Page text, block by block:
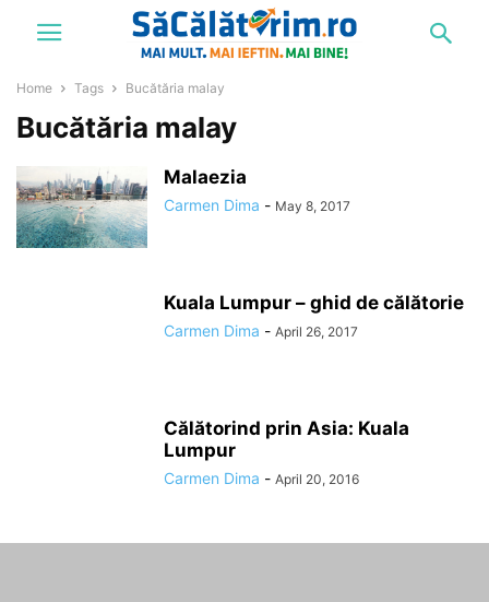
Home Tags Bucătăria malay
Bucătăria malay
Malaezia
Carmen Dima - May 8, 2017
Kuala Lumpur – ghid de călătorie
Carmen Dima - April 26, 2017
Călătorind prin Asia: Kuala
Lumpur
Carmen Dima - April 20, 2016